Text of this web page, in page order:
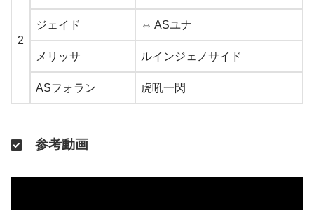
2
ジェイド ⇔ ASユナ
メリッサ ルインジェノサイド
ASフォラン 虎吼一閃
参考動画